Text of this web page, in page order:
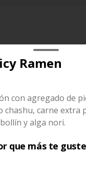
Ramen
con agregado de
chashu, carne extra
y alga nori.
que más te guste